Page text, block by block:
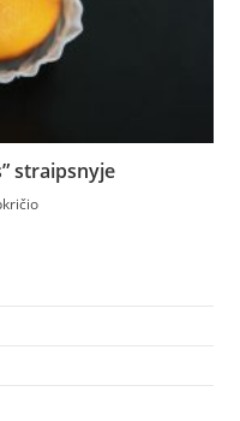
straipsnyje